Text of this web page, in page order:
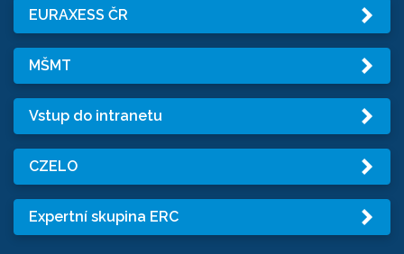
EURAXESS ČR
MŠMT
Vstup do intranetu
CZELO
Expertní skupina ERC